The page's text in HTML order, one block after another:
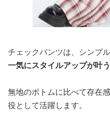
チェックパンツは、シンプ
一気にスタイルアップが叶う
無地のボトムに比べて存在
役として活躍します。